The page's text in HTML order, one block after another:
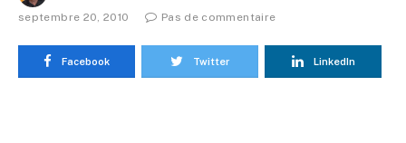
septembre 20, 2010
Pas de commentaire
Facebook Twitter LinkedIn